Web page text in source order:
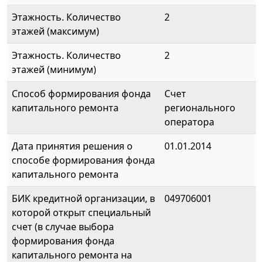
Этажность. Количество
этажей (максимум)
2
Этажность. Количество
этажей (минимум)
2
Способ формирования фонда
капитального ремонта
Счет
регионального
оператора
Дата принятия решения о
способе формирования фонда
капитального ремонта
01.01.2014
БИК кредитной организации, в
которой открыт специальный
счет (в случае выбора
формирования фонда
капитального ремонта на
049706001